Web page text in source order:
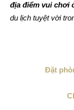
địa điểm vui chơi
du lịch tuyệt vời
Đặt